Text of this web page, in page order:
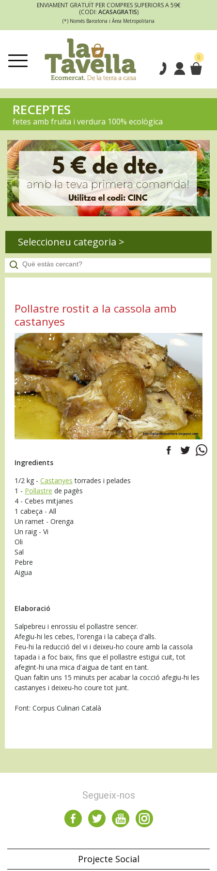
ENVIAMENT GRATUÏT PER COMPRES SUPERIORS A 59€
(CODI: ACASAGRATIS)
(*) Només Barcelona i Àrea Metropolitana
0
RECEPTES
fetes amb fruita i verdura 100% ecològica
Seleccioneu categoria >
Pollastre rostit a la cassola amb
castanyes
Ingredients
1/2 kg - Castanyes torrades i pelades
1 - Pollastre de pagès
4 - Cebes mitjanes
1 cabeça - All
Un ramet - Orenga
Un raig - Vi
Oli
Sal
Pebre
Aigua
Elaboració
Salpebreu i enrossiu el pollastre sencer.
Afegiu-hi les cebes, l'orenga i la cabeça d'alls.
Feu-hi la reducció del vi i deixeu-ho coure amb la cassola
tapada i a foc baix, fins que el pollastre estigui cuit, tot
afegint-hi una mica d'aigua de tant en tant.
Quan faltin uns 15 minuts per acabar la cocció afegiu-hi les
castanyes i deixeu-ho coure tot junt.
Font: Corpus Culinari Català
Segueix-nos
Projecte Social